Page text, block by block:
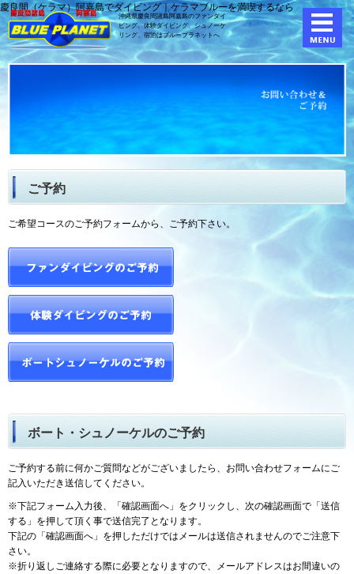
慶良間（ケラマ）阿嘉島でダイビング｜ケラマブルーを満喫するなら
沖縄県慶良間諸島阿嘉島のファンダイ
ビング、体験ダイビング、シュノーケ
リング、宿泊はブループラネットへ
ご予約
ご希望コースのご予約フォームから、ご予約下さい。
ボート・シュノーケルのご予約
ご予約する前に何かご質問などがございましたら、お問い合わせフォームにご
記入いただき送信してください。
※下記フォーム入力後、「確認画面へ」をクリックし、次の確認画面で「送信
する」を押して頂く事で送信完了となります。
下記の「確認画面へ」を押しただけではメールは送信されませんのでご注意下
さい。
※折り返しご連絡する際に必要となりますので、メールアドレスはお間違いの